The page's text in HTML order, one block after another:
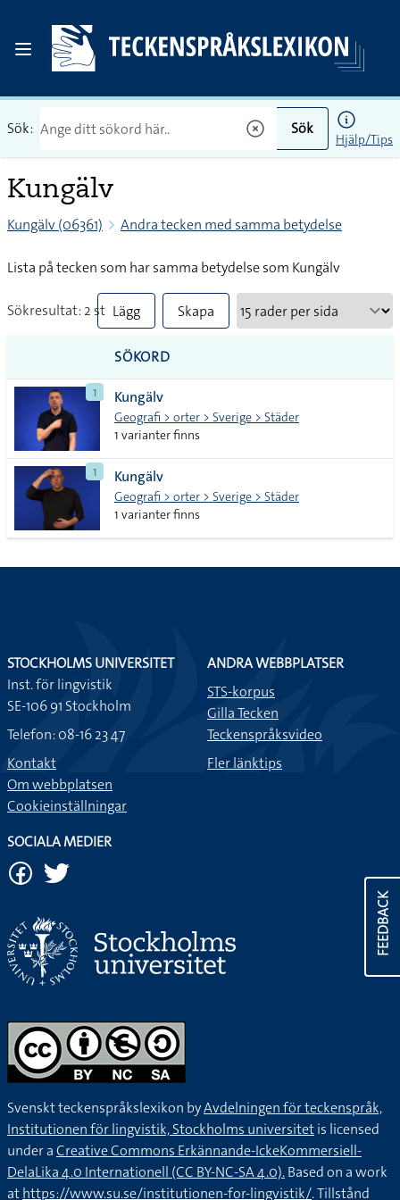
Sök: Sök
Hjälp/Tips
Kungälv
Kungälv (06361) Andra tecken med samma betydelse
Lista på tecken som har samma betydelse som Kungälv
Sökresultat: 2 st Lägg
till
alla i
lista
Skapa
SÖKORD
1 Kungälv
Geografi > orter > Sverige > Städer
1 varianter finns
1 Kungälv
Geografi > orter > Sverige > Städer
1 varianter finns
FEEDBACK
STOCKHOLMS UNIVERSITET
Inst. för lingvistik
SE-106 91 Stockholm
Telefon: 08-16 23 47
Kontakt
Om webbplatsen
Cookieinställningar
ANDRA WEBBPLATSER
STS-korpus
Gilla Tecken
Teckenspråksvideo
Fler länktips
SOCIALA MEDIER
Svenskt teckenspråkslexikon byAvdelningen för teckenspråk,
Institutionen för lingvistik, Stockholms universitetis licensed
under aCreative Commons Erkännande-IckeKommersiell-
DelaLika 4.0 Internationell (CC BY-NC-SA 4.0).Based on a work
athttps://www.su.se/institutionen-for-lingvistik/. Tillstånd